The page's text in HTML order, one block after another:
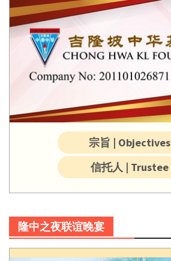
宗旨 | Objectives
信托人 | Trustee
隆中之夜联谊晚宴